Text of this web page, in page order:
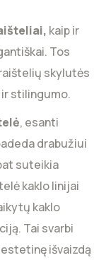
kaip ir
Tos
skylutės
stilingumo.
, esanti
drabužiui
suteikia
kaklo linijai
kaklo
Tai svarbi
išvaizdą